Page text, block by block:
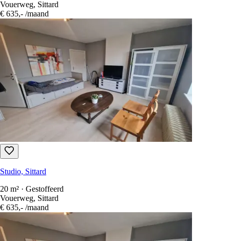
Studio, Sittard
20 m² · Gestoffeerd
Vouerweg, Sittard
€ 635,-
/maand